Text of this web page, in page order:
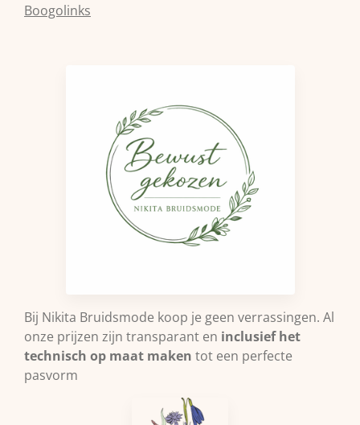
Boogolinks
Bij Nikita Bruidsmode koop je geen verrassingen. Al
onze prijzen zijn transparant en inclusief het
technisch op maat maken tot een perfecte
pasvorm